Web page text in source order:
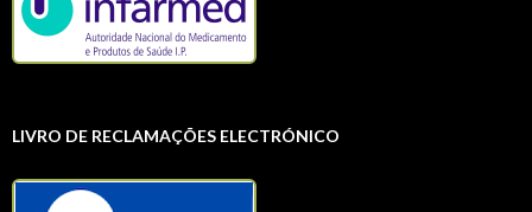
LIVRO DE RECLAMAÇÕES ELECTRÓNICO